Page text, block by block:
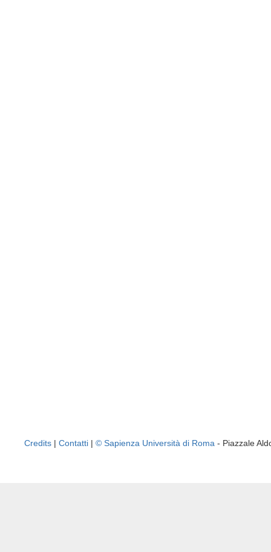
Credits | Contatti | © Sapienza Università di Roma - Piazzale